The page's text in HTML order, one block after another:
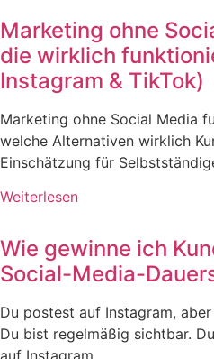
Marketing ohne
die wirklich
Instagram & TikTok)
Marketing ohne Social Media
welche Alternativen wirklich
Einschätzung für
Weiterlesen
Wie gewinne ich
Social-Media-
Du postest auf Instagram,
Du bist regelmäßig sichtbar.
auf Instagram